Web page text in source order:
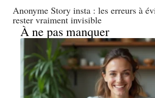
Anonyme Story insta : les erreurs à
rester vraiment invisible
À ne pas manquer